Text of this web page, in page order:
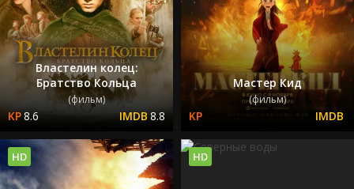
Властелин колец:
Братство Кольца
(фильм)
8.6 8.8
Мастер Кид
(фильм)
HD HD